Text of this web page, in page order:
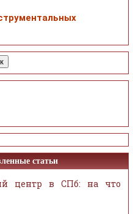
статьи
центр в СПб: на что